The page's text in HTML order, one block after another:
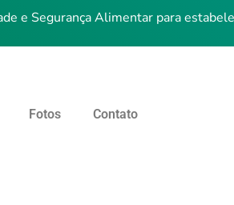
e Segurança Alimentar para
Fotos Contato